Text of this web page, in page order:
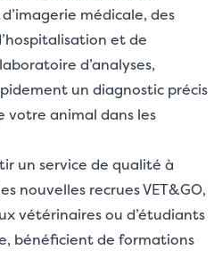
médicale, des
et de
d’analyses,
un diagnostic précis
votre animal dans les
un service de qualité à
nouvelles recrues VET&GO,
vétérinaires ou d’étudiants
bénéficient de formations